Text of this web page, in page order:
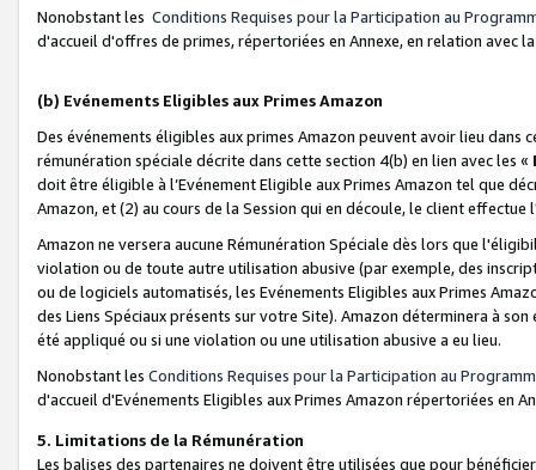
Nonobstant les Conditions Requises pour la Participation au
d'accueil d'offres de primes, répertoriées en Annexe, en relation avec
(b) Evénements Eligibles aux Primes Amazon
Des événements éligibles aux primes Amazon peuvent avoir lieu dans
rémunération spéciale décrite dans cette section 4(b) en lien avec les «
doit être éligible à l’Evénement Eligible aux Primes Amazon tel que
Amazon, et (2) au cours de la Session qui en découle, le client
Amazon ne versera aucune Rémunération Spéciale dès lors que
violation ou de toute autre utilisation abusive (par exemple, des
ou de logiciels automatisés, les Evénements Eligibles aux Primes
des Liens Spéciaux présents sur votre Site). Amazon déterminera à
été appliqué ou si une violation ou une utilisation abusive a eu lieu.
Nonobstant les Conditions Requises pour la Participation au
d'accueil d'Evénements Eligibles aux Primes Amazon répertoriées en
5. Limitations de la Rémunération
Les balises des partenaires ne doivent être utilisées que pour